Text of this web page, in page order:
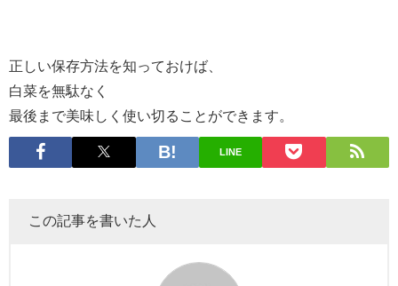
正しい保存方法を知っておけば、
白菜を無駄なく
最後まで美味しく使い切ることができます。
LINE
この記事を書いた人